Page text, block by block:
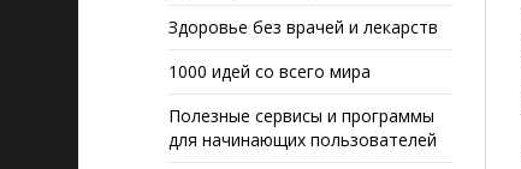
Здоровье без врачей и лекарств
1000 идей со всего мира
Полезные сервисы и программы
для начинающих пользователей